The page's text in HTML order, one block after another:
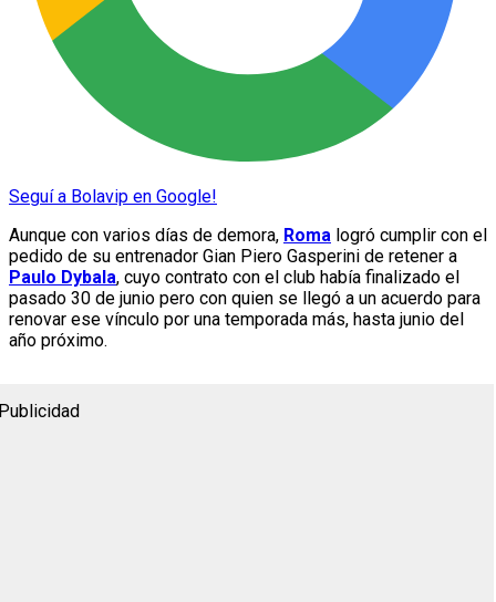
Seguí a Bolavip en Google!
Aunque con varios días de demora, Roma logró cumplir con el
pedido de su entrenador Gian Piero Gasperini de retener a
Paulo Dybala, cuyo contrato con el club había finalizado el
pasado 30 de junio pero con quien se llegó a un acuerdo para
renovar ese vínculo por una temporada más, hasta junio del
año próximo.